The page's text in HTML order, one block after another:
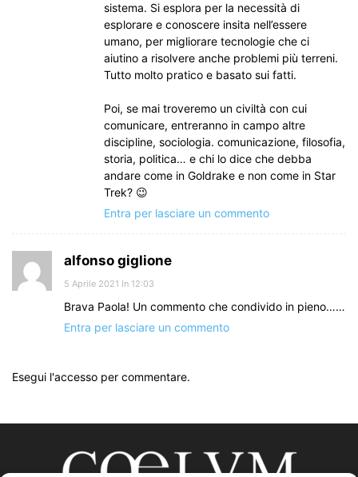
sistema. Si esplora per la necessità di
esplorare e conoscere insita nell’essere
umano, per migliorare tecnologie che ci
aiutino a risolvere anche problemi più terreni.
Tutto molto pratico e basato sui fatti.
Poi, se mai troveremo un civiltà con cui
comunicare, entreranno in campo altre
discipline, sociologia. comunicazione, filosofia,
storia, politica… e chi lo dice che debba
andare come in Goldrake e non come in Star
Trek? 😉
Entra per lasciare un commento
alfonso giglione
5 Aprile 2021 In 12:03
Brava Paola! Un commento che condivido in pieno……
Entra per lasciare un commento
Esegui l'accesso per commentare.